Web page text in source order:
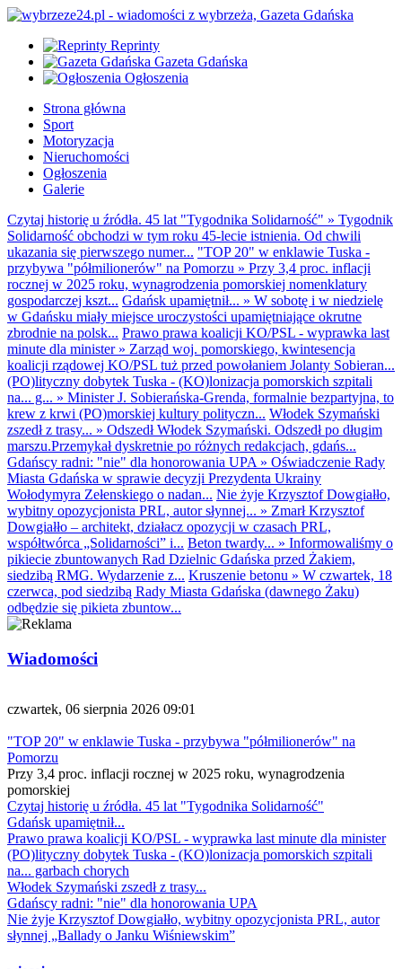
Reprinty
Gazeta Gdańska
Ogłoszenia
Strona główna
Sport
Motoryzacja
Nieruchomości
Ogłoszenia
Galerie
Czytaj historię u źródła. 45 lat "Tygodnika Solidarność" » Tygodnik
Solidarność obchodzi w tym roku 45-lecie istnienia. Od chwili
ukazania się pierwszego numer... "TOP 20" w enklawie Tuska -
przybywa "półmilionerów" na Pomorzu » Przy 3,4 proc. inflacji
rocznej w 2025 roku, wynagrodzenia pomorskiej nomenklatury
gospodarczej kszt... Gdańsk upamiętnił... » W sobotę i w niedzielę
w Gdańsku miały miejsce uroczystości upamiętniające okrutne
zbrodnie na polsk... Prawo prawa koalicji KO/PSL - wyprawka last
minute dla minister» Zarząd woj. pomorskiego, kwintesencja
koalicji rządowej KO/PSL tuż przed powołaniem Jolanty Sobieran...
(PO)lityczny dobytek Tuska - (KO)lonizacja pomorskich szpitali
na... g... » Minister J. Sobierańska-Grenda, formalnie bezpartyjna, to
krew z krwi (PO)morskiej kultury polityczn... Włodek Szymański
zszedł z trasy... » Odszedł Włodek Szymański. Odszedł po długim
marszu.Przemykał dyskretnie po różnych redakcjach, gdańs...
Gdańscy radni: "nie" dla honorowania UPA » Oświadczenie Rady
Miasta Gdańska w sprawie decyzji Prezydenta Ukrainy
Wołodymyra Zełenskiego o nadan... Nie żyje Krzysztof Dowgiałło,
wybitny opozycjonista PRL, autor słynnej... » Zmarł Krzysztof
Dowgiałło – architekt, działacz opozycji w czasach PRL,
współtwórca „Solidarności” i... Beton twardy... » Informowaliśmy o
pikiecie zbuntowanych Rad Dzielnic Gdańska przed Żakiem,
siedzibą RMG. Wydarzenie z... Kruszenie betonu » W czwartek, 18
czerwca, pod siedzibą Rady Miasta Gdańska (dawnego Żaku)
odbędzie się pikieta zbuntow...
Wiadomości
czwartek, 06 sierpnia 2026 09:01
"TOP 20" w enklawie Tuska - przybywa "półmilionerów" na
Pomorzu
Przy 3,4 proc. inflacji rocznej w 2025 roku, wynagrodzenia
pomorskiej
Czytaj historię u źródła. 45 lat "Tygodnika Solidarność"
Gdańsk upamiętnił...
Prawo prawa koalicji KO/PSL - wyprawka last minute dla minister
(PO)lityczny dobytek Tuska - (KO)lonizacja pomorskich szpitali
na... garbach chorych
Włodek Szymański zszedł z trasy...
Gdańscy radni: "nie" dla honorowania UPA
Nie żyje Krzysztof Dowgiałło, wybitny opozycjonista PRL, autor
słynnej „Ballady o Janku Wiśniewskim”